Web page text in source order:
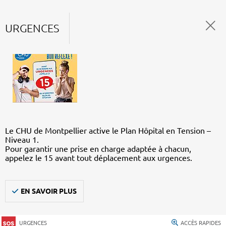
URGENCES
Le CHU de Montpellier active le Plan Hôpital en Tension –
Niveau 1.
Pour garantir une prise en charge adaptée à chacun,
appelez le 15 avant tout déplacement aux urgences.
EN SAVOIR PLUS
URGENCES ACCÈS RAPIDES